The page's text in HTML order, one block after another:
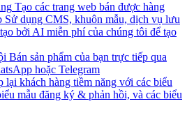
Tạo các trang web bán được hàng
Sử dụng CMS, khuôn mẫu, dịch vụ lưu
bởi AI miễn phí của chúng tôi để tạo
Bán sản phẩm của bạn trực tiếp qua
hoặc Telegram
lại khách hàng tiềm năng với các biểu
mẫu đăng ký & phản hồi, và các biểu